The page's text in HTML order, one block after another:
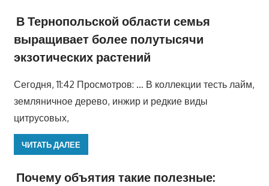
В Тернопольской области семья
выращивает более полутысячи
экзотических растений
Сегодня, 11:42 Просмотров: … В коллекции тесть лайм,
земляничное дерево, инжир и редкие виды
цитрусовых,
ЧИТАТЬ ДАЛЕЕ
Почему объятия такие полезные: